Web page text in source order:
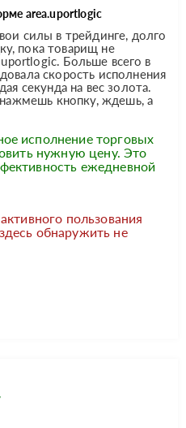
area.uportlogic
силы в трейдинге, долго
пока товарищ не
Больше всего в
скорость исполнения
секунда на вес золота.
нажмешь кнопку, ждешь, а
исполнение торговых
нужную цену. Это
ежедневной
пользования
обнаружить не